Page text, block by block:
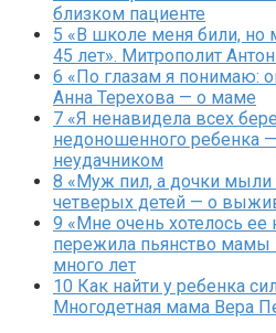
близком пациенте
5 «В школе меня били, но
45 лет». Митрополит
6 «По глазам я понимаю:
Анна Терехова — о маме
7 «Я ненавидела всех
недоношенного ребенка
неудачником
8 «Муж пил, а дочки мыли
четверых детей — о
9 «Мне очень хотелось ее
пережила пьянство мамы
много лет
10 Как найти у ребенка
Многодетная мама Вера